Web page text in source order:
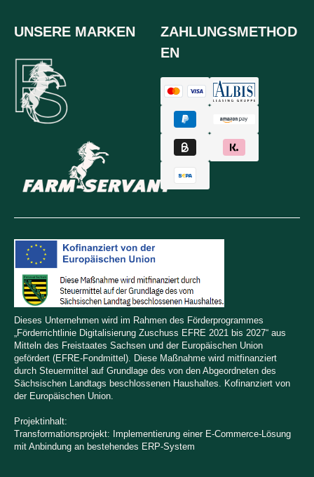
UNSERE MARKEN
ZAHLUNGSMETHOD
EN
Dieses Unternehmen wird im Rahmen des Förderprogrammes
„Förderrichtlinie Digitalisierung Zuschuss EFRE 2021 bis 2027“ aus
Mitteln des Freistaates Sachsen und der Europäischen Union
gefördert (EFRE-Fondmittel). Diese Maßnahme wird mitfinanziert
durch Steuermittel auf Grundlage des von den Abgeordneten des
Sächsischen Landtags beschlossenen Haushaltes. Kofinanziert von
der Europäischen Union.
Projektinhalt:
Transformationsprojekt: Implementierung einer E-Commerce-Lösung
mit Anbindung an bestehendes ERP-System